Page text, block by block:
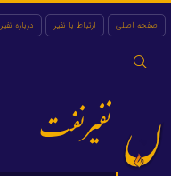
صفحه اصلی ارتباط با نفیر درباره نفیر
جستجو
نفیرنفت